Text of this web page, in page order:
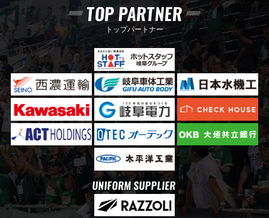
TOP PARTNER
トップパートナー
UNIFORM SUPPLIER